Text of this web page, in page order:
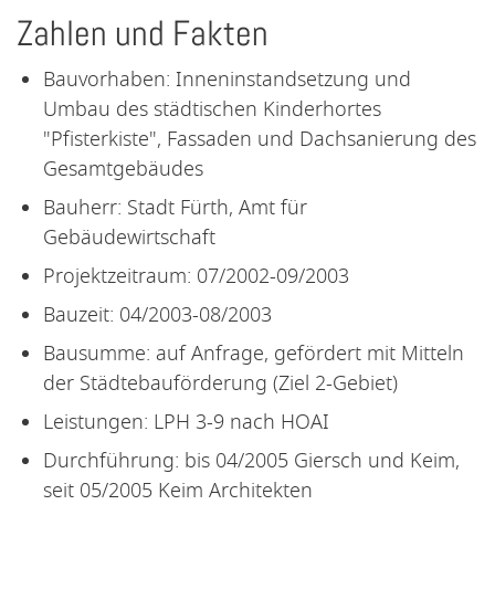
Zahlen und Fakten
Bauvorhaben: Inneninstandsetzung und
Umbau des städtischen Kinderhortes
"Pfisterkiste", Fassaden und Dachsanierung des
Gesamtgebäudes
Bauherr: Stadt Fürth, Amt für
Gebäudewirtschaft
Projektzeitraum: 07/2002-09/2003
Bauzeit: 04/2003-08/2003
Bausumme: auf Anfrage, gefördert mit Mitteln
der Städtebauförderung (Ziel 2-Gebiet)
Leistungen: LPH 3-9 nach HOAI
Durchführung: bis 04/2005 Giersch und Keim,
seit 05/2005 Keim Architekten